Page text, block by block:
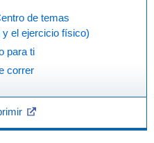
de temas
el ejercicio físico)
para ti
correr